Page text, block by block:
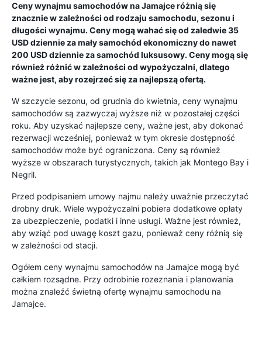
Ceny wynajmu samochodów na Jamajce różnią się
znacznie w zależności od rodzaju samochodu, sezonu i
długości wynajmu. Ceny mogą wahać się od zaledwie 35
USD dziennie za mały samochód ekonomiczny do nawet
200 USD dziennie za samochód luksusowy. Ceny mogą się
również różnić w zależności od wypożyczalni, dlatego
ważne jest, aby rozejrzeć się za najlepszą ofertą.
W szczycie sezonu, od grudnia do kwietnia, ceny wynajmu
samochodów są zazwyczaj wyższe niż w pozostałej części
roku. Aby uzyskać najlepsze ceny, ważne jest, aby dokonać
rezerwacji wcześniej, ponieważ w tym okresie dostępność
samochodów może być ograniczona. Ceny są również
wyższe w obszarach turystycznych, takich jak Montego Bay i
Negril.
Przed podpisaniem umowy najmu należy uważnie przeczytać
drobny druk. Wiele wypożyczalni pobiera dodatkowe opłaty
za ubezpieczenie, podatki i inne usługi. Ważne jest również,
aby wziąć pod uwagę koszt gazu, ponieważ ceny różnią się
w zależności od stacji.
Ogółem ceny wynajmu samochodów na Jamajce mogą być
całkiem rozsądne. Przy odrobinie rozeznania i planowania
można znaleźć świetną ofertę wynajmu samochodu na
Jamajce.